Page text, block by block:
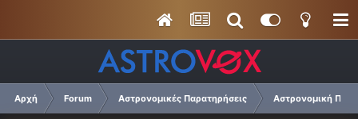
Αρχή Forum Αστρονομικές Παρατηρήσεις Αστρονομική